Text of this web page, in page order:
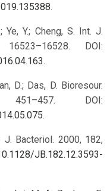
.
Ye, Y.; Cheng, S. Int. J.
DOI:
.
D.; Das, D. Bioresour.
DOI:
.
J. Bacteriol. 2000, 182,
JB.182.12.3593-